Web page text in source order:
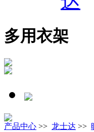
多用衣架
产品中心 >> 龙士达 >>